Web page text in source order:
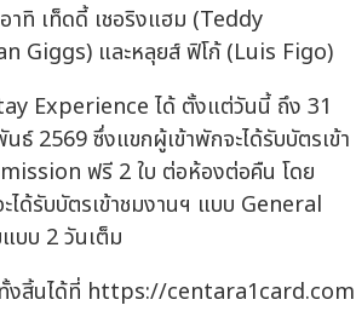
าทิ เท็ดดี้ เชอริงแฮม (Teddy
Giggs) และหลุยส์ ฟิโก้ (Luis Figo)
Experience ได้ ตั้งแต่วันนี้ ถึง 31
2569 ซึ่งแขกผู้เข้าพักจะได้รับบัตรเข้า
ฟรี 2 ใบ ต่อห้องต่อคืน โดย
ด้รับบัตรเข้าชมงานฯ แบบ General
บบ 2 วันเต็ม
ทั้งสิ้นได้ที่ https://centara1card.com